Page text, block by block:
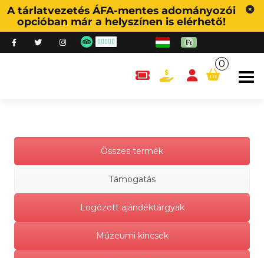
A tárlatvezetés ÁFA-mentes adományozói
opcióban már a helyszínen is elérhető!
content.cart
0
Összes termék
Támogatás
Logózott ajándéktárgyak
Múzeumi kincsek